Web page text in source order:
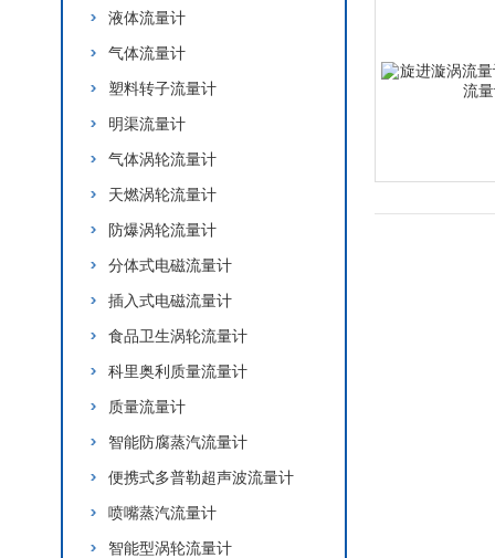
液体流量计
气体流量计
塑料转子流量计
明渠流量计
气体涡轮流量计
天燃涡轮流量计
防爆涡轮流量计
分体式电磁流量计
插入式电磁流量计
食品卫生涡轮流量计
科里奥利质量流量计
质量流量计
智能防腐蒸汽流量计
便携式多普勒超声波流量计
喷嘴蒸汽流量计
智能型涡轮流量计